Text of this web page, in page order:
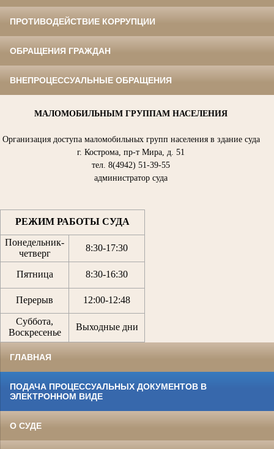
ПРОТИВОДЕЙСТВИЕ КОРРУПЦИИ
ОБРАЩЕНИЯ ГРАЖДАН
ВНЕПРОЦЕССУАЛЬНЫЕ ОБРАЩЕНИЯ
МАЛОМОБИЛЬНЫМ ГРУППАМ НАСЕЛЕНИЯ
Организация доступа маломобильных групп населения в здание суда
г. Кострома, пр-т Мира, д. 51
тел. 8(4942) 51-39-55
администратор суда
РЕЖИМ РАБОТЫ СУДА
Понедельник-
четверг
8:30-17:30
Пятница 8:30-16:30
Перерыв 12:00-12:48
Суббота,
Воскресенье
Выходные дни
ГЛАВНАЯ
ПОДАЧА ПРОЦЕССУАЛЬНЫХ ДОКУМЕНТОВ В
ЭЛЕКТРОННОМ ВИДЕ
О СУДЕ